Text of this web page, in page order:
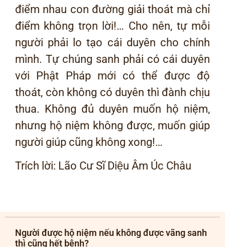
điểm nhau con đường giải thoát mà chỉ
điểm không trọn lời!… Cho nên, tự mỗi
người phải lo tạo cái duyên cho chính
mình. Tự chúng sanh phải có cái duyên
với Phật Pháp mới có thể được độ
thoát, còn không có duyên thì đành chịu
thua. Không đủ duyên muốn hộ niệm,
nhưng hộ niệm không được, muốn giúp
người giúp cũng không xong!…
Trích lời: Lão Cư Sĩ Diệu Âm Úc Châu
Người được hộ niệm nếu không được vãng sanh
thì cũng hết bệnh?